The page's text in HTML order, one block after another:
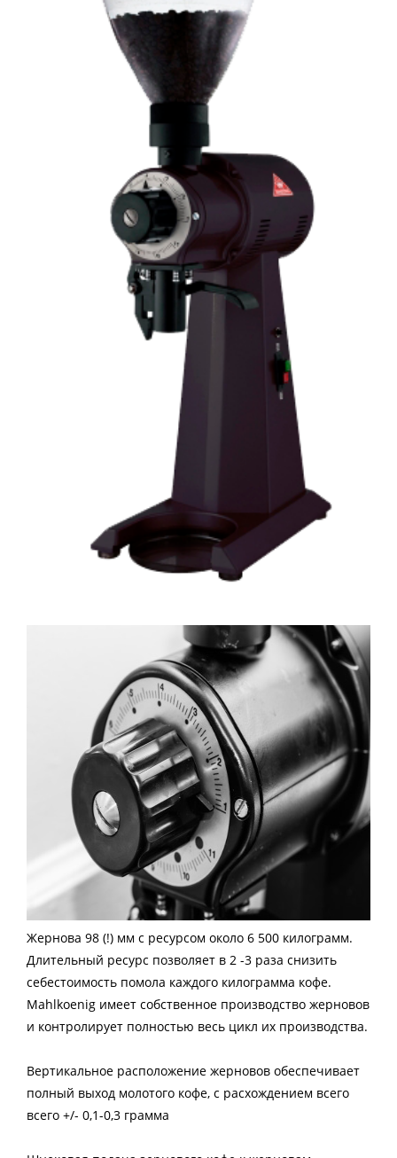
Жернова 98 (!) мм с ресурсом около 6 500 килограмм.
Длительный ресурс позволяет в 2 -3 раза снизить
себестоимость помола каждого килограмма кофе.
Mahlkoenig имеет собственное производство жерновов
и контролирует полностью весь цикл их производства.
Вертикальное расположение жерновов обеспечивает
полный выход молотого кофе, с расхождением всего
всего +/- 0,1-0,3 грамма